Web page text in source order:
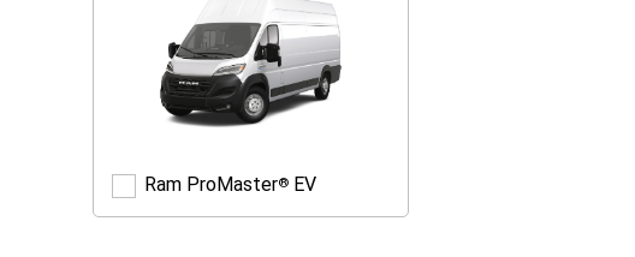
Ram ProMaster® EV
Ram
ProMaster